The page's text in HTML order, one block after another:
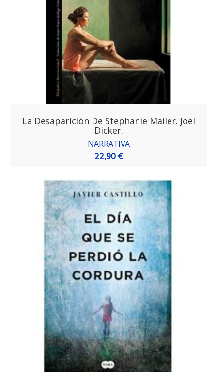
La Desaparición De Stephanie Mailer. Joël
Dicker.
NARRATIVA
22,90 €